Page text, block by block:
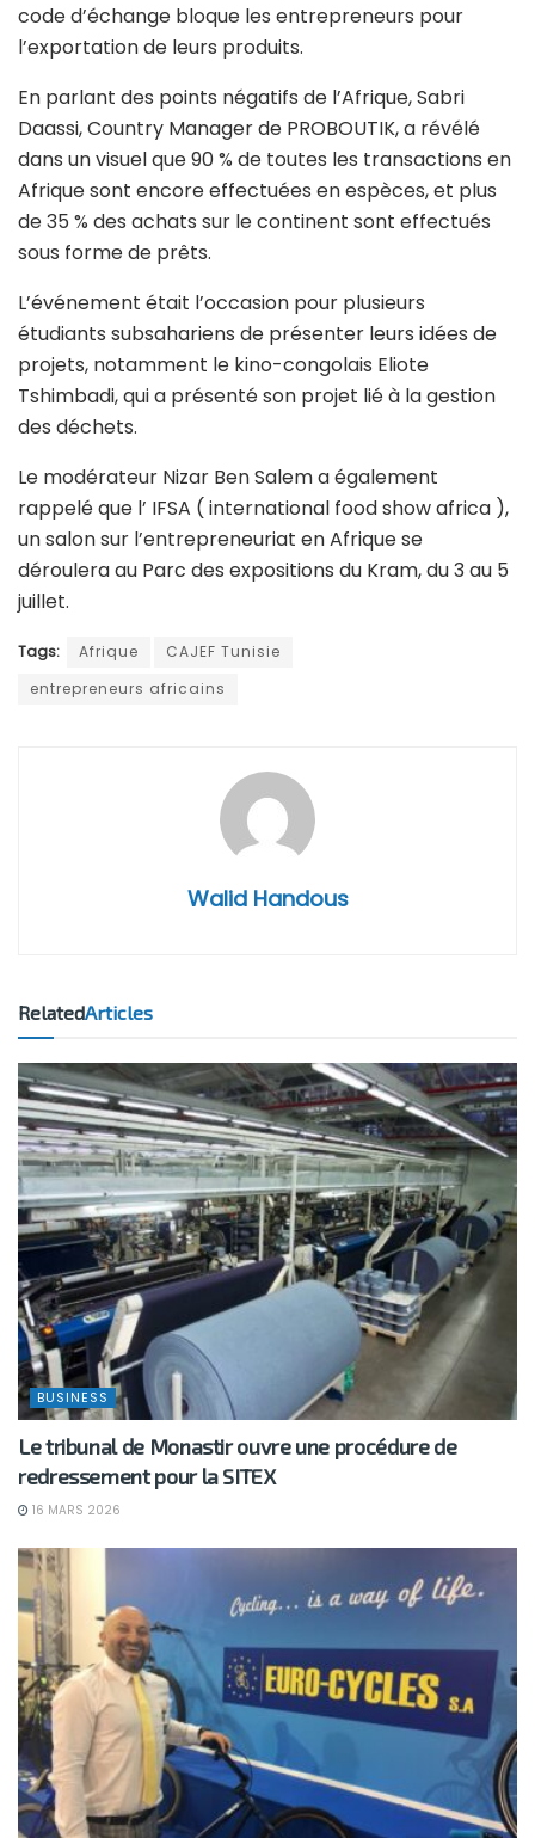
code d’échange bloque les entrepreneurs pour
l’exportation de leurs produits.
En parlant des points négatifs de l’Afrique, Sabri
Daassi, Country Manager de PROBOUTIK, a révélé
dans un visuel que 90 % de toutes les transactions en
Afrique sont encore effectuées en espèces, et plus
de 35 % des achats sur le continent sont effectués
sous forme de prêts.
L’événement était l’occasion pour plusieurs
étudiants subsahariens de présenter leurs idées de
projets, notamment le kino-congolais Eliote
Tshimbadi, qui a présenté son projet lié à la gestion
des déchets.
Le modérateur Nizar Ben Salem a également
rappelé que l’ IFSA ( international food show africa ),
un salon sur l’entrepreneuriat en Afrique se
déroulera au Parc des expositions du Kram, du 3 au 5
juillet.
Tags: Afrique
CAJEF Tunisie
entrepreneurs africains
Walid Handous
RelatedArticles
BUSINESS
Le tribunal de Monastir ouvre une procédure de
redressement pour la SITEX
16 MARS 2026